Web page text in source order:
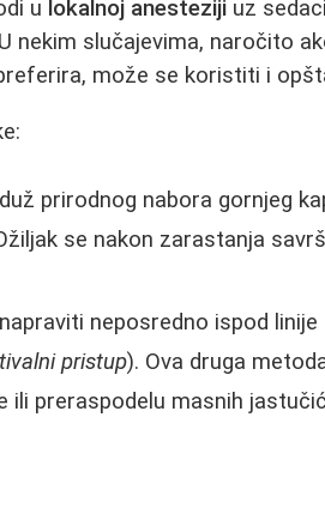
u lokalnoj anesteziji uz
nekim slučajevima, naročito
može se koristiti i
prirodnog nabora gornjeg
se nakon zarastanja
neposredno ispod
pristup). Ova druga
ili preraspodelu masnih